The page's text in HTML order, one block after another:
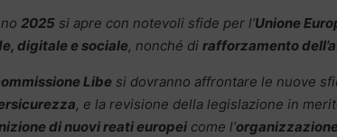
2025 si apre con notevoli sfide per l’Unione
digitale e sociale, nonché di rafforzamento
Libe si dovranno affrontare le nuove
, e la revisione della legislazione in
di nuovi reati europei come l’